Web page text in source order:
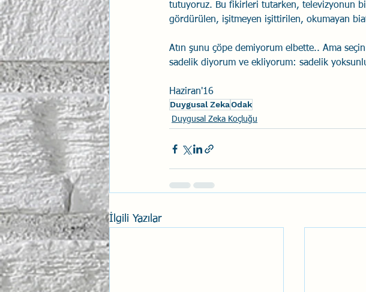
tutuyoruz. Bu fikirleri tutarken, televizyonun
gördürülen, işitmeyen işittirilen, okumayan
Atın şunu çöpe demiyorum elbette.. Ama
sadelik diyorum ve ekliyorum: sadelik
Haziran'16
Duygusal ZekaOdak
Duygusal Zeka Koçluğu
İlgili Yazılar